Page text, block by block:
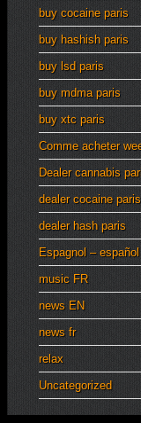
buy cocaine paris
buy hashish paris
buy lsd paris
buy mdma paris
buy xtc paris
Comme acheter
Dealer cannabis
dealer cocaine paris
dealer hash paris
Espagnol – español
music FR
news EN
news fr
relax
Uncategorized